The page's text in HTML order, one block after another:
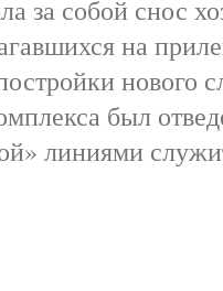
за собой снос
на
нового
был
линиями